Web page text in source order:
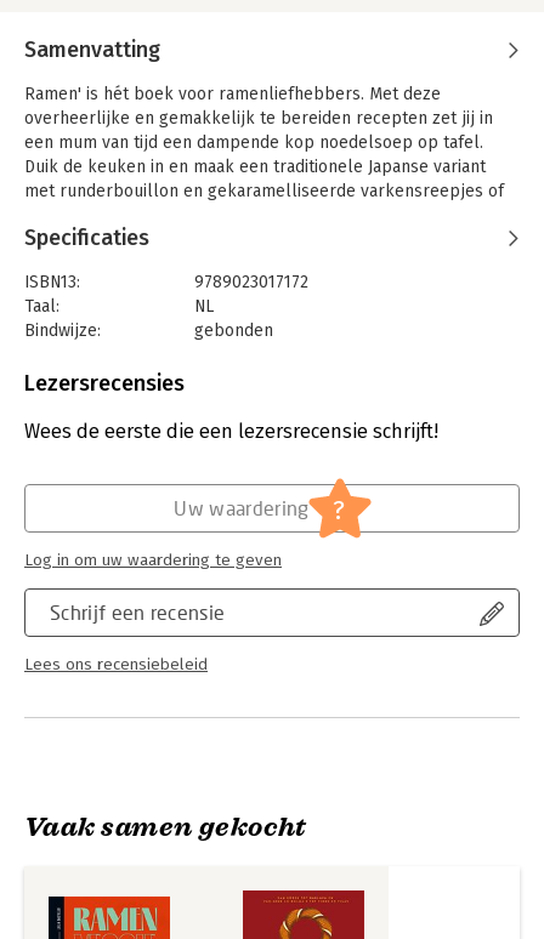
Samenvatting
Ramen' is hét boek voor ramenliefhebbers. Met deze
overheerlijke en gemakkelijk te bereiden recepten zet jij in
een mum van tijd een dampende kop noedelsoep op tafel.
Duik de keuken in en maak een traditionele Japanse variant
met runderbouillon en gekaramelliseerde varkensreepjes of
paddenstoelen. Voor ieder is er een heerlijk ramenrecept
groente, proteïne en toppings en duik de keuken in. Je
favoriete gerecht is met 'Ramen' binnen handbereik.
Specificaties
ISBN13:
9789023017172
Taal:
NL
Bindwijze:
gebonden
Uitgever:
Verschijningsdatum:
18-10-2023
Chef het zelf
Lezersrecensies
Wees de eerste die een lezersrecensie schrijft!
Schrijf een recensie
Lees ons recensiebeleid
Uw waardering ?
Log in om uw waardering te geven
Vaak samen gekocht